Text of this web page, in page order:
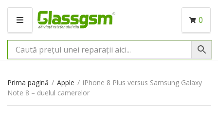
M
N
I
0
Prima pagină / Apple / iPhone 8 Plus versus Samsung Galaxy
Note 8 – duelul camerelor